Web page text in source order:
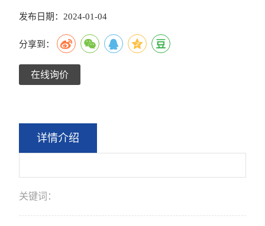
发布日期：2024-01-04
分享到：
在线询价
详情介绍
关键词：